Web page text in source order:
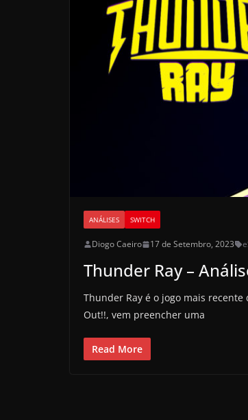
ANÁLISES SWITCH
Diogo Caeiro 17 de Setembro, 2023
Thunder Ray –
Thunder Ray é o jogo mais
Out!!, vem preencher uma
Read More